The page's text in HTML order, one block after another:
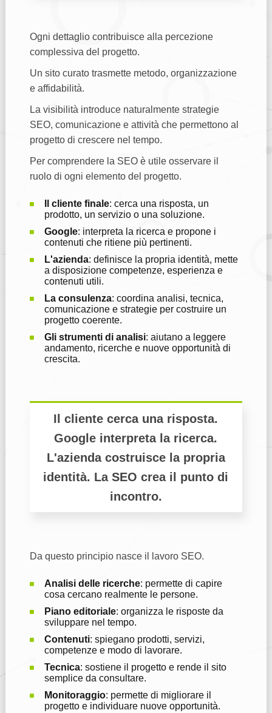
Ogni dettaglio contribuisce alla percezione
complessiva del progetto.
Un sito curato trasmette metodo, organizzazione
e affidabilità.
La visibilità introduce naturalmente strategie
SEO, comunicazione e attività che permettono al
progetto di crescere nel tempo.
Per comprendere la SEO è utile osservare il
ruolo di ogni elemento del progetto.
Il cliente finale: cerca una risposta, un
prodotto, un servizio o una soluzione.
Google: interpreta la ricerca e propone i
contenuti che ritiene più pertinenti.
L'azienda: definisce la propria identità, mette
a disposizione competenze, esperienza e
contenuti utili.
La consulenza: coordina analisi, tecnica,
comunicazione e strategie per costruire un
progetto coerente.
Gli strumenti di analisi: aiutano a leggere
andamento, ricerche e nuove opportunità di
crescita.
Il cliente cerca una risposta.
Google interpreta la ricerca.
L'azienda costruisce la propria
identità. La SEO crea il punto di
incontro.
Da questo principio nasce il lavoro SEO.
Analisi delle ricerche: permette di capire
cosa cercano realmente le persone.
Piano editoriale: organizza le risposte da
sviluppare nel tempo.
Contenuti: spiegano prodotti, servizi,
competenze e modo di lavorare.
Tecnica: sostiene il progetto e rende il sito
semplice da consultare.
Monitoraggio: permette di migliorare il
progetto e individuare nuove opportunità.